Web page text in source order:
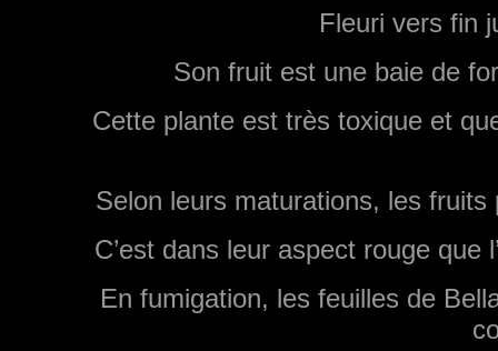
Fleuri vers fin
Son fruit est une baie de
Cette plante est très toxique et
Selon leurs maturations, les
C’est dans leur aspect rouge que
En fumigation, les feuilles de